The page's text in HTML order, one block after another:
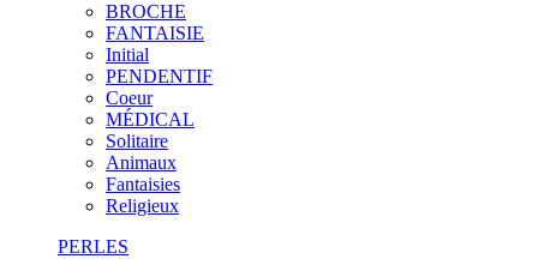
BROCHE
FANTAISIE
Initial
PENDENTIF
Coeur
MÉDICAL
Solitaire
Animaux
Fantaisies
Religieux
PERLES